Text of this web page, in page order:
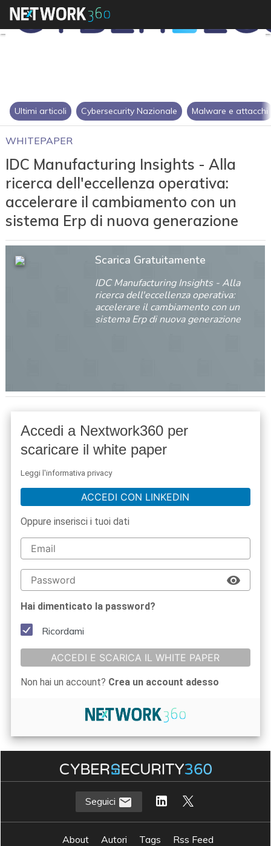
Ultimi articoli Cybersecurity Nazionale Malware e attacchi
WHITEPAPER
IDC Manufacturing Insights - Alla
ricerca dell'eccellenza operativa:
accelerare il cambiamento con un
sistema Erp di nuova generazione
Scarica Gratuitamente
IDC Manufacturing Insights - Alla
ricerca dell'eccellenza operativa:
accelerare il cambiamento con un
sistema Erp di nuova generazione
Accedi a Nextwork360 per
scaricare il white paper
Leggi l'informativa privacy
ACCEDI CON LINKEDIN
Oppure inserisci i tuoi dati
Hai dimenticato la password?
Ricordami
ACCEDI E SCARICA IL WHITE PAPER
Non hai un account? Crea un account adesso
Seguici
About Autori Tags
Rss Feed